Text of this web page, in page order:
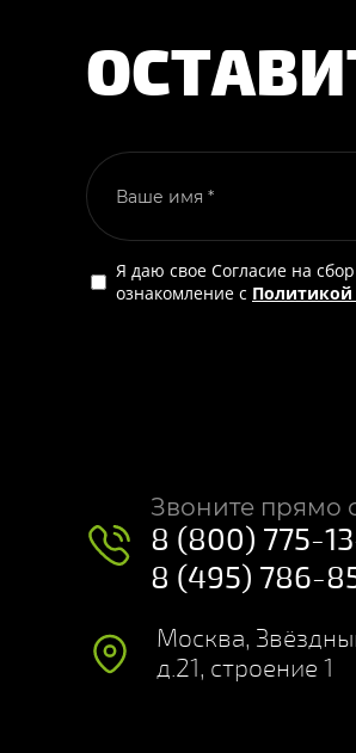
Я даю свое Согласие на
ознакомление с Политикой
Звоните прямо
8 (800) 775-
8 (495) 786-
Москва,
д.21, строение 1